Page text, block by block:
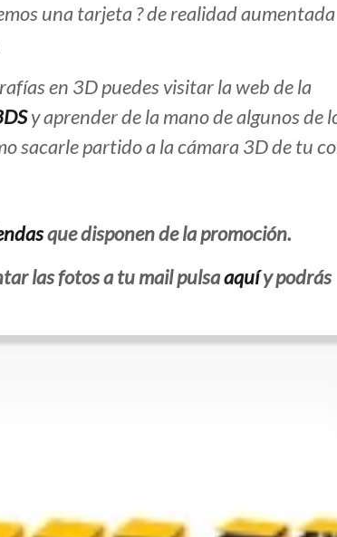
una tarjeta ? de realidad aumentada
en 3D puedes visitar la web de la
y aprender de la mano de algunos de
sacarle partido a la cámara 3D de tu
que disponen de la promoción.
las fotos a tu mail pulsaaquíy podrás